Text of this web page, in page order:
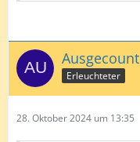
Ausgecount
Erleuchteter
28. Oktober 2024 um 13:35